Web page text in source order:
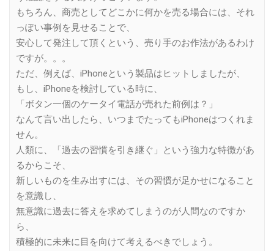
もちろん、商売としてどこかに何かを売る場合には、それ
っぽい事例を見せることで、
安心して発注して頂くという、売り手のお作法があるわけ
ですが。。。
ただ、例えば、iPhoneという製品はヒットしましたが、
もし、iPhoneを検討している時に、
「ボタン一個のケータイ電話が売れた前例は？」
なんて言い出したら、いつまでたってもiPhoneはつくれま
せん。
人類に、「過去の習慣を引き継ぐ」という強力な特徴があ
るからこそ、
新しいものを生み出すには、その習慣が足かせになること
を意識し、
無意識に過去に答えを求めてしまうのが人間なのですか
ら、
積極的に未来に目を向けて考えるべきでしょう。